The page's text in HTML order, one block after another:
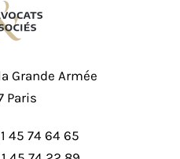
Grande Armée
Paris
45 74 64 65